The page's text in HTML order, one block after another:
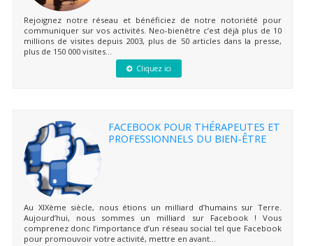
Rejoignez notre réseau et bénéficiez de notre notoriété pour
communiquer sur vos activités. Neo-bienêtre c’est déjà plus de 10
millions de visites depuis 2003, plus de 50 articles dans la presse,
plus de 150 000 visites...
Cliquez ici
FACEBOOK POUR THÉRAPEUTES ET
PROFESSIONNELS DU BIEN-ÊTRE
Au XIXème siècle, nous étions un milliard d’humains sur Terre.
Aujourd’hui, nous sommes un milliard sur Facebook ! Vous
comprenez donc l’importance d’un réseau social tel que Facebook
pour promouvoir votre activité, mettre en avant...